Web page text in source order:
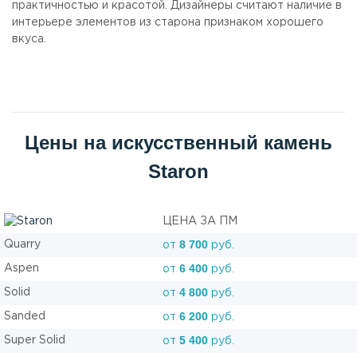
практичностью и красотой. Дизайнеры считают наличие в
интерьере элементов из старона признаком хорошего
вкуса.
Цены на искусственный камень
Staron
ЦЕНА ЗА ПМ
Quarry от 8 700руб.
Aspen от 6 400руб.
Solid от 4 800руб.
Sanded от 6 200руб.
Super Solid от 5 400руб.